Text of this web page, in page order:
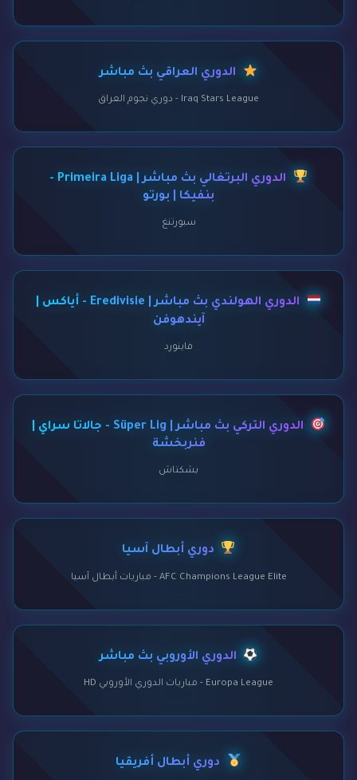
الدوري العراقي بث مباشر
Iraq Stars League - دوري نجوم العراق
الدوري البرتغالي بث مباشر | Primeira Liga -
بنفيكا | بورتو
سبورتنغ
الدوري الهولندي بث مباشر | Eredivisie - أياكس |
آيندهوفن
فاينورد
الدوري التركي بث مباشر | Süper Lig - جالاتا سراي |
فنربخشة
بشكتاش
دوري أبطال آسيا
AFC Champions League Elite - مباريات أبطال آسيا
الدوري الأوروبي بث مباشر
Europa League - مباريات الدوري الأوروبي HD
دوري أبطال أفريقيا